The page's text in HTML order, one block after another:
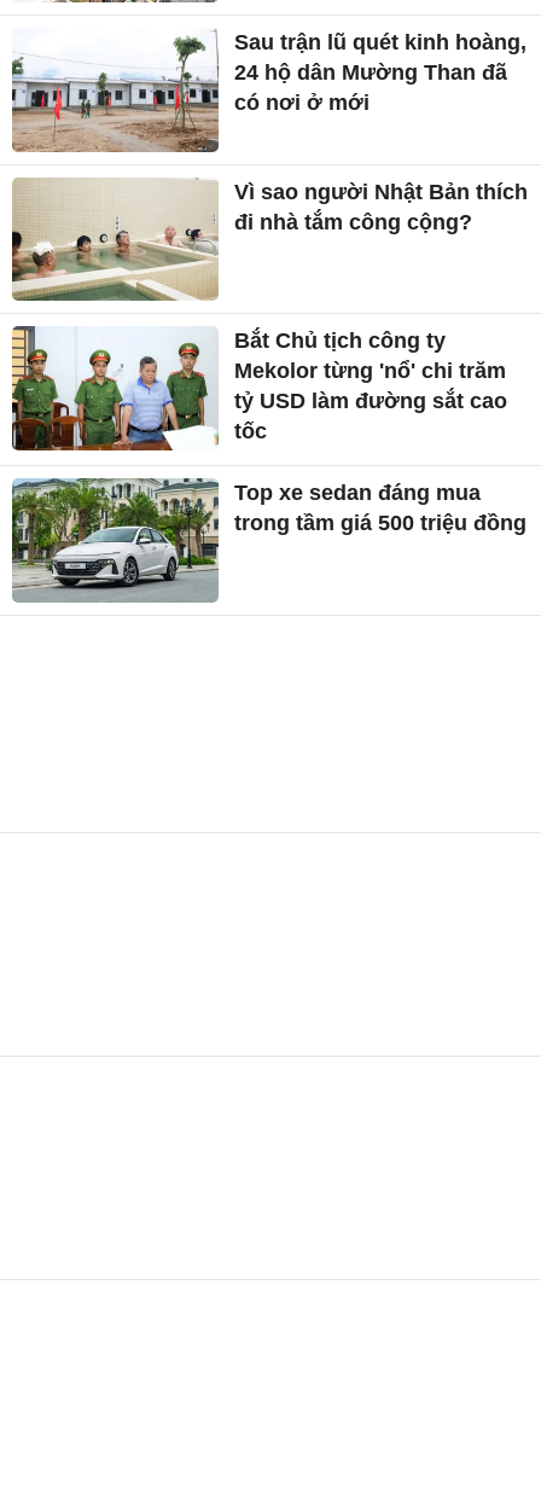
Sau trận lũ quét kinh hoàng,
24 hộ dân Mường Than đã
có nơi ở mới
Vì sao người Nhật Bản thích
đi nhà tắm công cộng?
Bắt Chủ tịch công ty
Mekolor từng 'nổ' chi trăm
tỷ USD làm đường sắt cao
tốc
Top xe sedan đáng mua
trong tầm giá 500 triệu đồng